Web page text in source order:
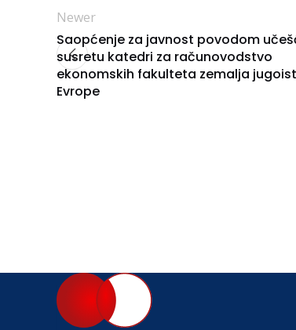
Newer
Saopćenje za javnost povodom
susretu katedri za računovodstvo
ekonomskih fakulteta zemalja
Evrope